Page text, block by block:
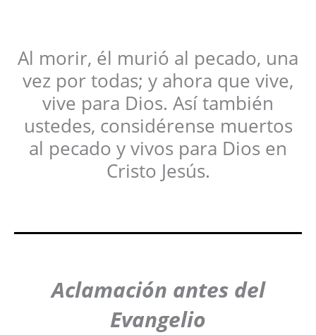
Al morir, él murió al pecado, una
vez por todas; y ahora que vive,
vive para Dios. Así también
ustedes, considérense muertos
al pecado y vivos para Dios en
Cristo Jesús.
Aclamación antes del
Evangelio